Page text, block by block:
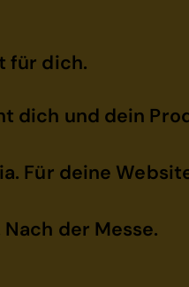
für dich.
dich und dein
Für deine
der Messe.